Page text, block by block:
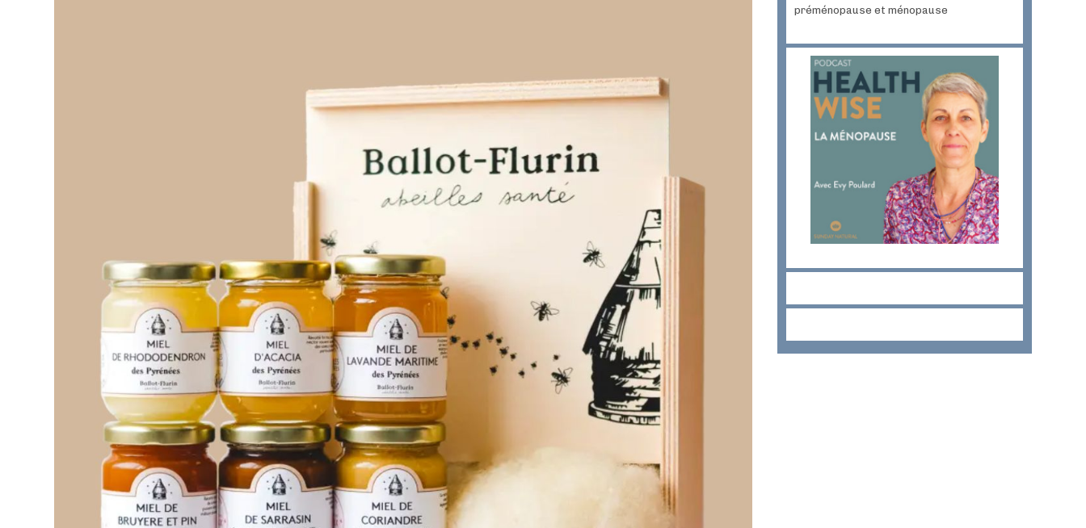
préménopause et ménopause